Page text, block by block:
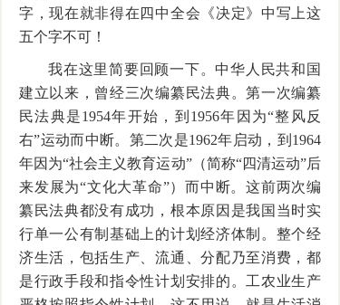
字，现在就非得在四中全会《决定》中写上这
五个字不可！
我在这里简要回顾一下。中华人民共和国
建立以来，曾经三次编纂民法典。第一次编纂
民法典是1954年开始，到1956年因为“整风反
右”运动而中断。第二次是1962年启动，到1964
年因为“社会主义教育运动”（简称“四清运动”后
来发展为“文化大革命”）而中断。这前两次编
纂民法典都没有成功，根本原因是我国当时实
行单一公有制基础上的计划经济体制。整个经
济生活，包括生产、流通、分配乃至消费，都
是行政手段和指令性计划安排的。工农业生产